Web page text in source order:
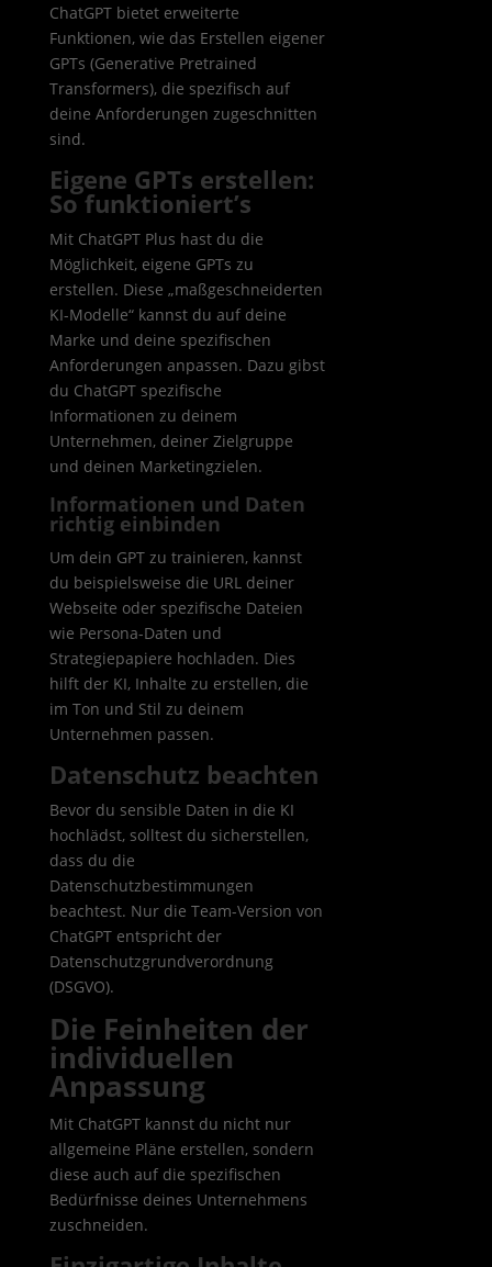
ChatGPT bietet erweiterte
Funktionen, wie das Erstellen eigener
GPTs (Generative Pretrained
Transformers), die spezifisch auf
deine Anforderungen zugeschnitten
sind.
Eigene GPTs erstellen:
So funktioniert’s
Mit ChatGPT Plus hast du die
Möglichkeit, eigene GPTs zu
erstellen. Diese „maßgeschneiderten
KI-Modelle“ kannst du auf deine
Marke und deine spezifischen
Anforderungen anpassen. Dazu gibst
du ChatGPT spezifische
Informationen zu deinem
Unternehmen, deiner Zielgruppe
und deinen Marketingzielen.
Informationen und Daten
richtig einbinden
Um dein GPT zu trainieren, kannst
du beispielsweise die URL deiner
Webseite oder spezifische Dateien
wie Persona-Daten und
Strategiepapiere hochladen. Dies
hilft der KI, Inhalte zu erstellen, die
im Ton und Stil zu deinem
Unternehmen passen.
Datenschutz beachten
Bevor du sensible Daten in die KI
hochlädst, solltest du sicherstellen,
dass du die
Datenschutzbestimmungen
beachtest. Nur die Team-Version von
ChatGPT entspricht der
Datenschutzgrundverordnung
(DSGVO).
Die Feinheiten der
individuellen
Anpassung
Mit ChatGPT kannst du nicht nur
allgemeine Pläne erstellen, sondern
diese auch auf die spezifischen
Bedürfnisse deines Unternehmens
zuschneiden.